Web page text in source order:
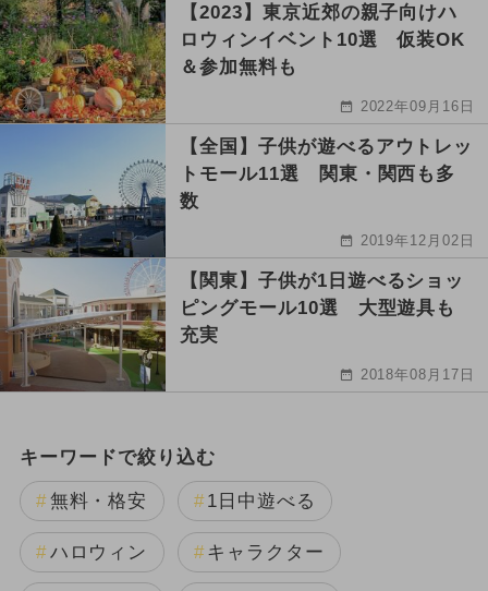
【2023】東京近郊の親子向けハ
ロウィンイベント10選 仮装OK
＆参加無料も
2022年09月16日
【全国】子供が遊べるアウトレッ
トモール11選 関東・関西も多
数
2019年12月02日
【関東】子供が1日遊べるショッ
ピングモール10選 大型遊具も
充実
2018年08月17日
キーワードで絞り込む
無料・格安 1日中遊べる
ハロウィン キャラクター